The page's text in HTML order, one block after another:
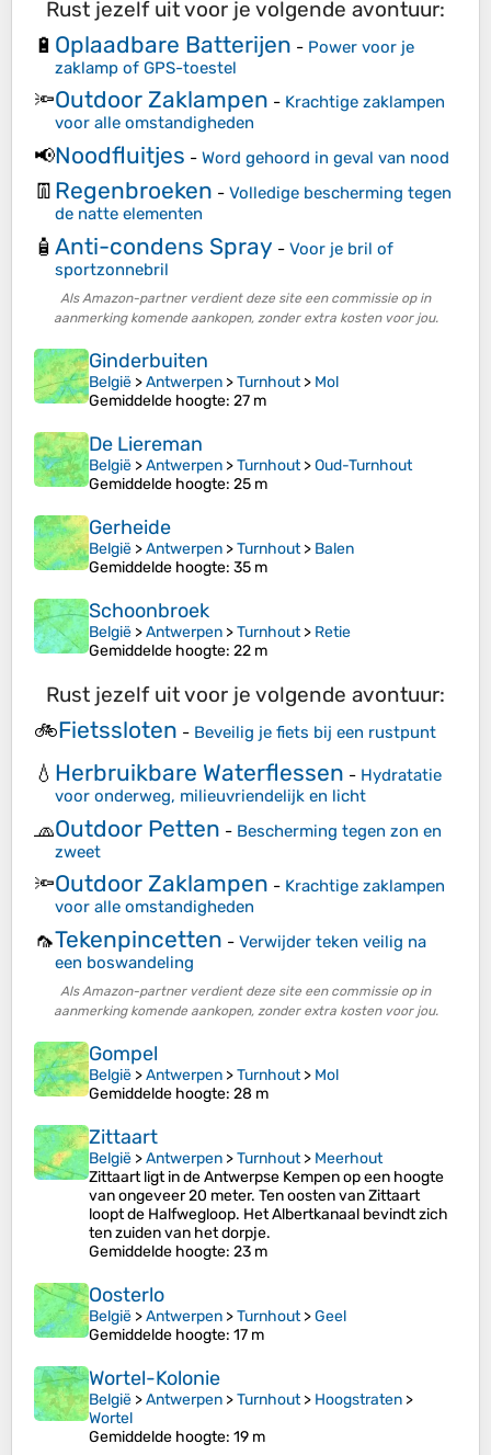
Rust jezelf uit voor je volgende avontuur:
🔋 Oplaadbare Batterijen - Power voor je
zaklamp of GPS-toestel
🔦Outdoor Zaklampen - Krachtige zaklampen
voor alle omstandigheden
📢Noodfluitjes - Word gehoord in geval van nood
👖 Regenbroeken - Volledige bescherming tegen
de natte elementen
🧴 Anti-condens Spray - Voor je bril of
sportzonnebril
Als Amazon-partner verdient deze site een commissie op in
aanmerking komende aankopen, zonder extra kosten voor jou.
Ginderbuiten
België >Antwerpen >Turnhout> Mol
Gemiddelde hoogte: 27 m
De Liereman
België >Antwerpen >Turnhout>Oud-Turnhout
Gemiddelde hoogte: 25 m
Gerheide
België >Antwerpen >Turnhout> Balen
Gemiddelde hoogte: 35 m
Schoonbroek
België >Antwerpen >Turnhout> Retie
Gemiddelde hoogte: 22 m
Rust jezelf uit voor je volgende avontuur:
🚲Fietssloten - Beveilig je fiets bij een rustpunt
💧 Herbruikbare Waterflessen - Hydratatie
voor onderweg, milieuvriendelijk en licht
🧢Outdoor Petten - Bescherming tegen zon en
zweet
🔦Outdoor Zaklampen - Krachtige zaklampen
voor alle omstandigheden
🦟Tekenpincetten - Verwijder teken veilig na
een boswandeling
Als Amazon-partner verdient deze site een commissie op in
aanmerking komende aankopen, zonder extra kosten voor jou.
Gompel
België >Antwerpen >Turnhout> Mol
Gemiddelde hoogte: 28 m
Zittaart
België >Antwerpen >Turnhout> Meerhout
Zittaart ligt in de Antwerpse Kempen op een hoogte
van ongeveer 20 meter. Ten oosten van Zittaart
loopt de Halfwegloop. Het Albertkanaal bevindt zich
ten zuiden van het dorpje.
Gemiddelde hoogte: 23 m
Oosterlo
België >Antwerpen >Turnhout>Geel
Gemiddelde hoogte: 17 m
Wortel-Kolonie
België >Antwerpen >Turnhout> Hoogstraten >
Wortel
Gemiddelde hoogte: 19 m